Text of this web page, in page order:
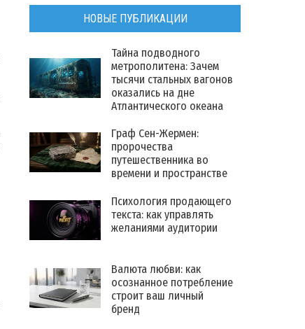
НОВЫЕ ПУБЛИКАЦИИ
Тайна подводного
метрополитена: Зачем
тысячи стальных вагонов
оказались на дне
Атлантического океана
Граф Сен-Жермен:
пророчества
путешественника во
времени и пространстве
Психология продающего
текста: как управлять
желаниями аудитории
Валюта любви: как
осознанное потребление
строит ваш личный
бренд